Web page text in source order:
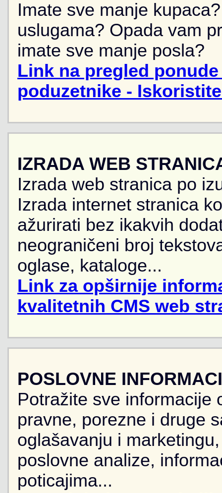
Imate sve manje
uslugama? Opada vam
imate sve manje posla?
Link na pregled
poduzetnike -
IZRADA WEB
Izrada web stranica po
Izrada internet stranica
ažurirati bez ikakvih
neograničeni broj
oglase, kataloge...
Link za opširnije
kvalitetnih CMS web
POSLOVNE
Potražite sve informacije
pravne, porezne i druge
oglašavanju i
poslovne analize,
poticajima...